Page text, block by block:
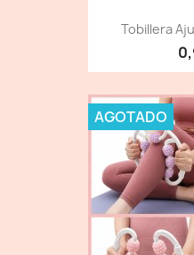
Tobillera
AGOTADO